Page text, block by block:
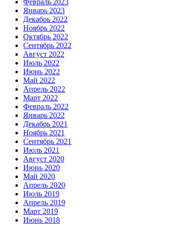
Февраль 2023
Январь 2023
Декабрь 2022
Ноябрь 2022
Октябрь 2022
Сентябрь 2022
Август 2022
Июль 2022
Июнь 2022
Май 2022
Апрель 2022
Март 2022
Февраль 2022
Январь 2022
Декабрь 2021
Ноябрь 2021
Сентябрь 2021
Июль 2021
Август 2020
Июнь 2020
Май 2020
Апрель 2020
Июль 2019
Апрель 2019
Март 2019
Июнь 2018